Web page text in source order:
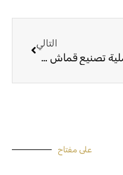
التالي
عملية تصنيع قماش خيمة القماش: الخطوات المتبعة في صنعه
على مفتاح